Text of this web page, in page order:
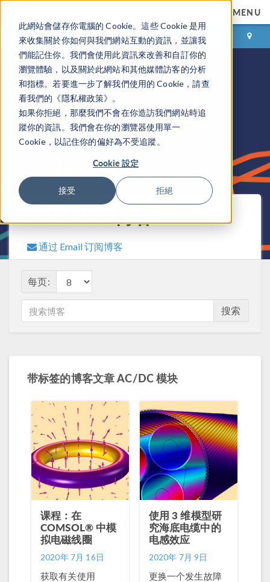
此網站會儲存你電腦的 Cookie。這些 Cookie 是用
來收集關於你如何與我們網站互動的資訊，並讓我
們能記住你。我們會使用此資訊來改善和自訂你的
瀏覽體驗，以及關於此網站和其他媒體訪客的分析
和指標。若要進一步了解我們使用的 Cookie，請查
看我們的《隱私權政策》。
如果你拒絕，那麼我們不會在你造訪我們網站時追
蹤你的資訊。我們會在你的瀏覽器使用單一
Cookie，以記住你的偏好為不受追蹤。
Cookie 設定
接受 拒絕
MENU
登录 咨询与购买
COMSOL 博客
通过 Email 订阅博客
每页:
搜索
带标签的博客文章 AC/DC 模块
课程：在
COMSOL® 中模
拟电磁线圈
2020年 7月 16日
获取有关使用
使用 3 维模型研
究海底电缆中的
电感效应
2020年 7月 9日
更换一个发生故障